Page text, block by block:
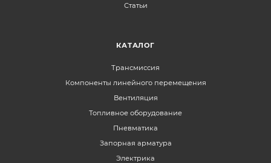
Статьи
КАТАЛОГ
Трансмиссия
Компоненты линейного перемещения
Вентиляция
Топливное оборудование
Пневматика
Запорная арматура
Электрика